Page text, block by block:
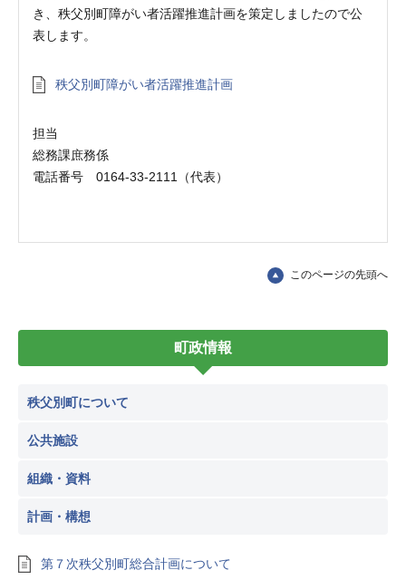
き、秩父別町障がい者活躍推進計画を策定しましたので公
表します。
秩父別町障がい者活躍推進計画
担当
総務課庶務係
電話番号 0164-33-2111（代表）
このページの先頭へ
町政情報
秩父別町について
公共施設
組織・資料
計画・構想
第７次秩父別町総合計画について